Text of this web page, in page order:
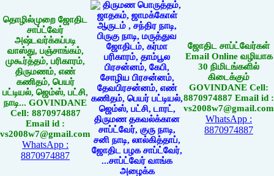
தொழில்முறை ஜோதிட
சாப்ட்வேர்
அஷ்டவர்க்கப்படி
வாஸ்து, பஞ்சாங்கம்,
முகூர்த்தம், பரிகாரம்,
திருமணம், எண்
கணிதம், பெயர்
பட்டியல், ஜெம்ஸ், பட்சி,
நாடி... GOVINDANE
Cell: 8870974887
Email id :
vs2008w7@gmail.com
WhatsApp :
8870974887
ஜோதிட சாப்ட்வேர்கள்
Email Online வழியாக
30 நிமிடங்களில்
கிடைக்கும்
GOVINDANE Cell:
8870974887 Email id :
vs2008w7@gmail.com
WhatsApp :
8870974887